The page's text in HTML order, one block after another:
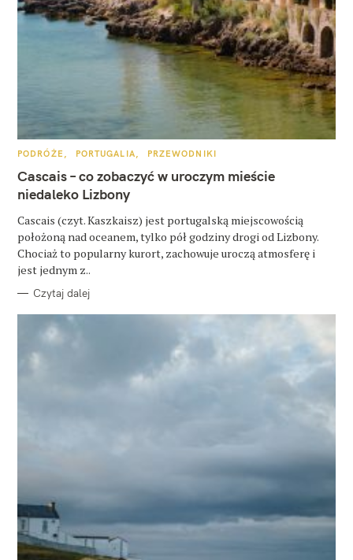
K
T
E
G
O
I
E
PODRÓŻE PORTUGALIA PRZEWODNIKI
Cascais – co zobaczyć w uroczym mieście
niedaleko Lizbony
Cascais (czyt. Kaszkaisz) jest portugalską miejscowością
położoną nad oceanem, tylko pół godziny drogi od Lizbony.
Chociaż to popularny kurort, zachowuje uroczą atmosferę i
jest jednym z..
Czytaj dalej
y
a
j
: